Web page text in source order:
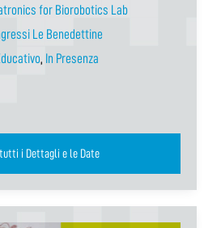
for Biorobotics Lab
Le Benedettine
, In Presenza
Vedi tutti i Dettagli e le Date